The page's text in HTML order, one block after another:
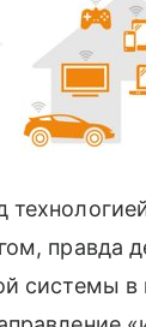
правда
системы